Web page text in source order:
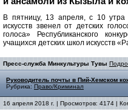
В пятницу, 13 апреля, с 10 утра
искусств звенел от детских
голоса» Республиканского
учащихся детских школ искусств
Пресс-служба Минкультуры Тувы
Руководитель почты в Пий-Хемском
Рубрика: Право/Криминал
16 апреля 2018 г. | Просмотров: 4174 |